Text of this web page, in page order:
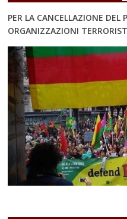
PER LA CANCELLAZIONE DEL
ORGANIZZAZIONI